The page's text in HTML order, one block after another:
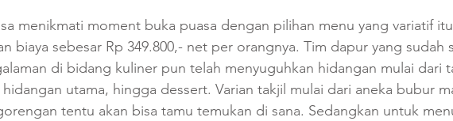
menikmati moment buka puasa dengan pilihan menu yang variatif
biaya sebesar Rp 349.800,- net per orangnya. Tim dapur yang sudah
di bidang kuliner pun telah menyuguhkan hidangan mulai dari
hidangan utama, hingga dessert. Varian takjil mulai dari aneka bubur
tentu akan bisa tamu temukan di sana. Sedangkan untuk